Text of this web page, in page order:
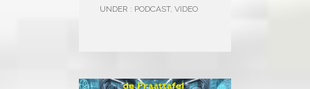
UNDER : PODCAST, VIDEO